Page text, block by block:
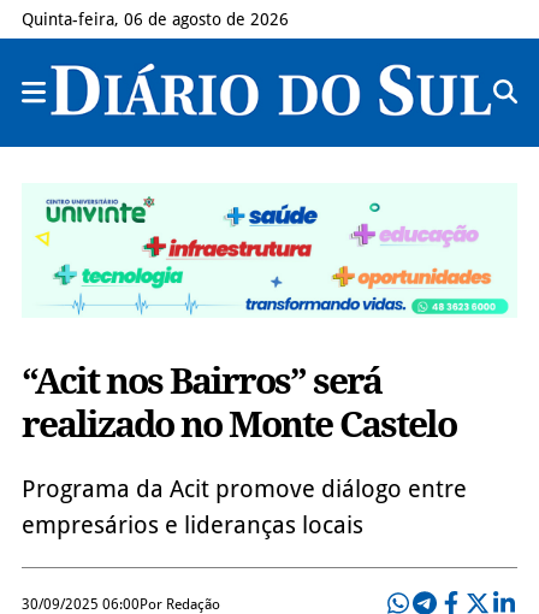
Quinta-feira, 06 de agosto de 2026
“Acit nos Bairros” será
realizado no Monte Castelo
Programa da Acit promove diálogo entre
empresários e lideranças locais
30/09/2025 06:00Por Redação